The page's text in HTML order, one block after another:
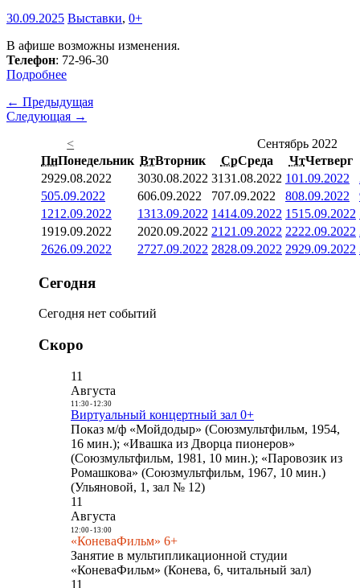
30.09.2025 Выставки, 0+
В афише возможны изменения.
Телефон: 72-96-30
Подробнее
← Предыдущая
Следующая →
<
Сентябрь 2022
ПнПонедельник ВтВторник СрСреда ЧтЧетверг
2929.08.2022 3030.08.2022 3131.08.2022 101.09.2022
505.09.2022 606.09.2022 707.09.2022 808.09.2022
1212.09.2022 1313.09.2022 1414.09.2022 1515.09.2022
1919.09.2022 2020.09.2022 21 21.09.2022 2222.09.2022
2626.09.2022 2727.09.2022 2828.09.2022 2929.09.2022
Сегодня
Сегодня нет событий
Скоро
11
Августа
11:30- 12:30
Виртуальный концертный зал 0+
Показ м/ф «Мойдодыр» (Союзмультфильм, 1954,
16 мин.); «Ивашка из Дворца пионеров»
(Союзмультфильм, 1981, 10 мин.); «Паровозик из
Ромашкова» (Союзмультфильм, 1967, 10 мин.)
(Ульяновой, 1, зал № 12)
11
Августа
12:00- 13:00
«КоневаФильм» 6+
Занятие в мультипликационной студии
«КоневаФильм» (Конева, 6, читальный зал)
11